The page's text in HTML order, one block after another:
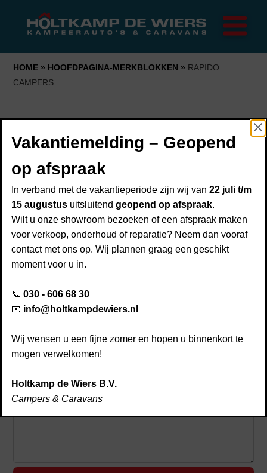
Home
Merken
Rapido
FRANKIA
Caravans
Onderhoud
Over ons
Over Holtkamp de Wiers
Showroom
Financiering
Inruilen
Verzekering
Afspraak maken
Kwaliteit & service
Nieuws
Contact
Vakantiemelding – Geopend
op afspraak
In verband met de vakantieperiode zijn wij van 22 juli t/m
15 augustus uitsluitend geopend op afspraak.
Wilt u onze showroom bezoeken of een afspraak maken
voor verkoop, onderhoud of reparatie? Neem dan vooraf
contact met ons op. Wij plannen graag een geschikt
moment voor u in.
📞 030 - 606 68 30
📧 info@holtkampdewiers.nl
Wij wensen u een fijne zomer en hopen u binnenkort te
mogen verwelkomen!
Holtkamp de Wiers B.V.
Campers & Caravans
HOME » HOOFDPAGINA-MERKBLOKKEN » RAPIDO
CAMPERS
Rapido campers
Neem contact met ons op
Heeft u vragen of wilt u meer informatie? Neem dan
contactformulier. Of